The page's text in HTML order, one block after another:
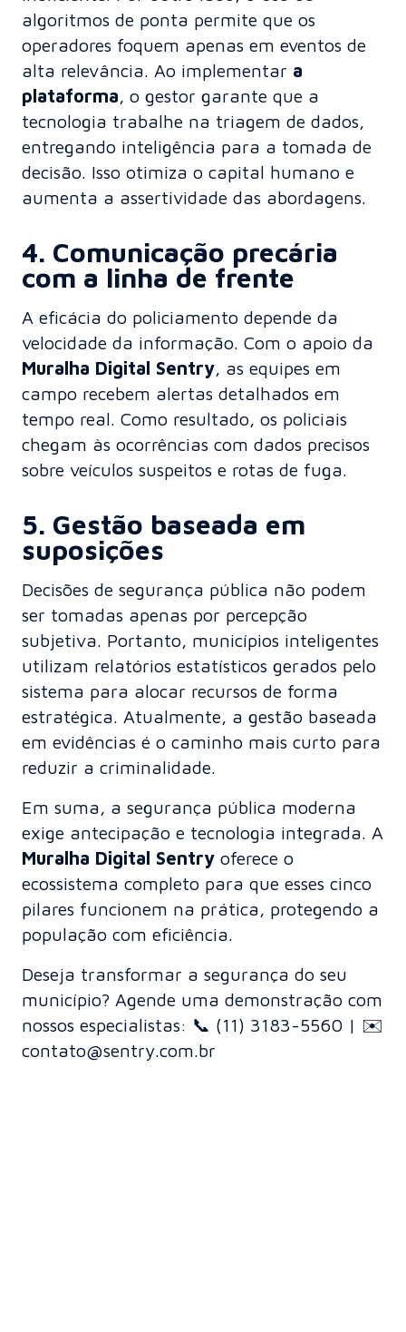
algoritmos de ponta permite que os
operadores foquem apenas em eventos de
alta relevância. Ao implementar a
plataforma, o gestor garante que a
tecnologia trabalhe na triagem de dados,
entregando inteligência para a tomada de
decisão. Isso otimiza o capital humano e
aumenta a assertividade das abordagens.
4. Comunicação precária
com a linha de frente
A eficácia do policiamento depende da
velocidade da informação. Com o apoio da
Muralha Digital Sentry, as equipes em
campo recebem alertas detalhados em
tempo real. Como resultado, os policiais
chegam às ocorrências com dados precisos
sobre veículos suspeitos e rotas de fuga.
5. Gestão baseada em
suposições
Decisões de segurança pública não podem
ser tomadas apenas por percepção
subjetiva. Portanto, municípios inteligentes
utilizam relatórios estatísticos gerados pelo
sistema para alocar recursos de forma
estratégica. Atualmente, a gestão baseada
em evidências é o caminho mais curto para
reduzir a criminalidade.
Em suma, a segurança pública moderna
exige antecipação e tecnologia integrada. A
Muralha Digital Sentry oferece o
ecossistema completo para que esses cinco
pilares funcionem na prática, protegendo a
população com eficiência.
Deseja transformar a segurança do seu
município? Agende uma demonstração com
nossos especialistas: 📞 (11) 3183-5560 | ✉️
contato@sentry.com.br